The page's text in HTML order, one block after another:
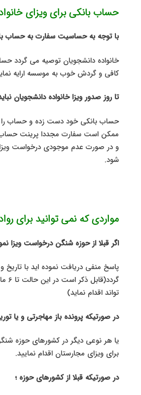
حساب بانکی برای ویزای
با توجه به حساسیت سفارت به حساب
خانواده دانشجویان توصیه می گردد
کافی و گردش خوب به موسسه ارایه
تا روز صدور ویزا خانواده دانشجویان
حساب بانکی خود دست زده و حساب را
ممکن است سفارت مجددا پرینت حساب
و در صورت عدم موجودی درخواست
شود.
مواردی که نمی توانید برای
اگر قبلا از حوزه شنگن درخواست ویزا
پاسخ منفی دریافت نموده اید با تاریخ
تواند اقدام نماید)
در صورتیکه پرونده باز مهاجرتی و یا
یا هر نوعی دیگر در کشورهای حوزه
برای ویزای مجارستان اقدام نمایید.
در صورتیکه قبلا از کشورهای حوزه ؛